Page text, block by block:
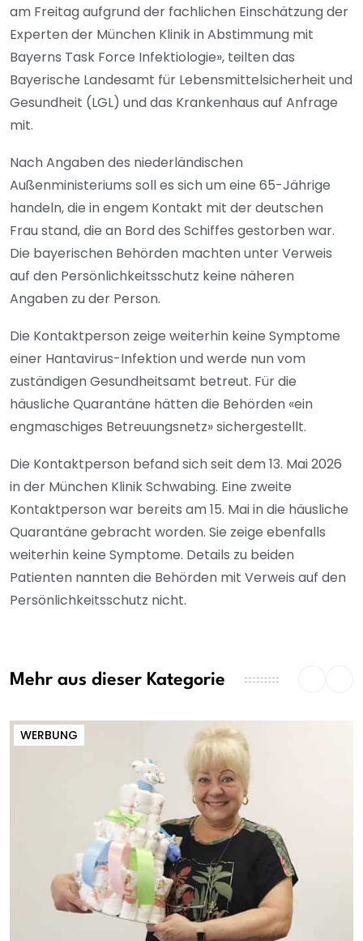
am Freitag aufgrund der fachlichen Einschätzung der
Experten der München Klinik in Abstimmung mit
Bayerns Task Force Infektiologie», teilten das
Bayerische Landesamt für Lebensmittelsicherheit und
Gesundheit (LGL) und das Krankenhaus auf Anfrage
mit.
Nach Angaben des niederländischen
Außenministeriums soll es sich um eine 65-Jährige
handeln, die in engem Kontakt mit der deutschen
Frau stand, die an Bord des Schiffes gestorben war.
Die bayerischen Behörden machten unter Verweis
auf den Persönlichkeitsschutz keine näheren
Angaben zu der Person.
Die Kontaktperson zeige weiterhin keine Symptome
einer Hantavirus-Infektion und werde nun vom
zuständigen Gesundheitsamt betreut. Für die
häusliche Quarantäne hätten die Behörden «ein
engmaschiges Betreuungsnetz» sichergestellt.
Die Kontaktperson befand sich seit dem 13. Mai 2026
in der München Klinik Schwabing. Eine zweite
Kontaktperson war bereits am 15. Mai in die häusliche
Quarantäne gebracht worden. Sie zeige ebenfalls
weiterhin keine Symptome. Details zu beiden
Patienten nannten die Behörden mit Verweis auf den
Persönlichkeitsschutz nicht.
Mehr aus dieser Kategorie
WERBUNG